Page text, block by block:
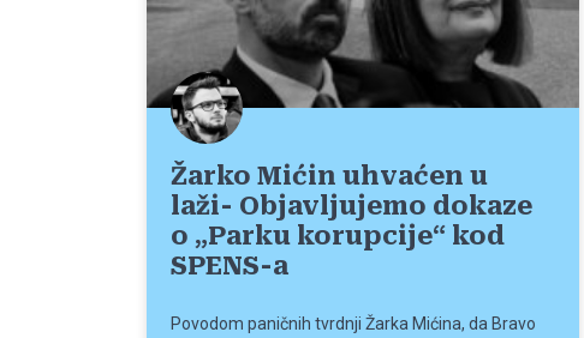
Žarko Mićin uhvaćen u
laži- Objavljujemo dokaze
o „Parku korupcije“ kod
SPENS-a
Povodom paničnih tvrdnji Žarka Mićina, da Bravo